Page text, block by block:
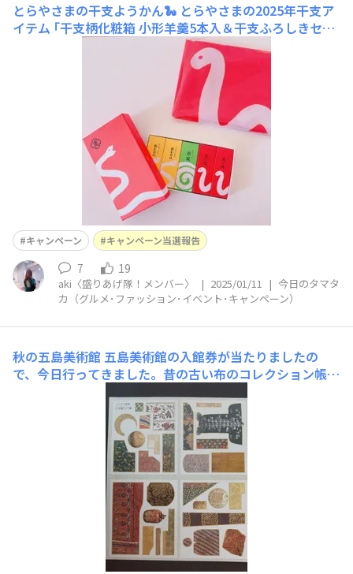
とらやさまの干支ようかん🐍 とらやさまの2025年干支ア
イテム ｢干支柄化粧箱 小形羊羹5本入＆干支ふろしきセッ
ト｣、わたしもいただいてまいりました🐍ありがとうござ
キャンペーン キャンペーン当選報告
7 19
aki〈盛りあげ隊！メンバー〉 | 2025/01/11 | 今日のタマタ
カ（グルメ･ファッション･イベント･キャンペーン）
秋の五島美術館 五島美術館の入館券が当たりましたの
で、今日行ってきました。昔の古い布のコレクション帳が
切手のコレクションとか、パッチワークみたいな感じかな
コレクションが好きな人は昔からいたんだなぁと、納得の
1日でした素敵な機会をありがとうございました